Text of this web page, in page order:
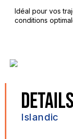
Idéal pour vos
conditions
DETAILS
Islandic